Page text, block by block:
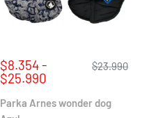
Precio
de
$8.354 -
$25.990
Precio
$23.990
Parka Arnes wonder dog